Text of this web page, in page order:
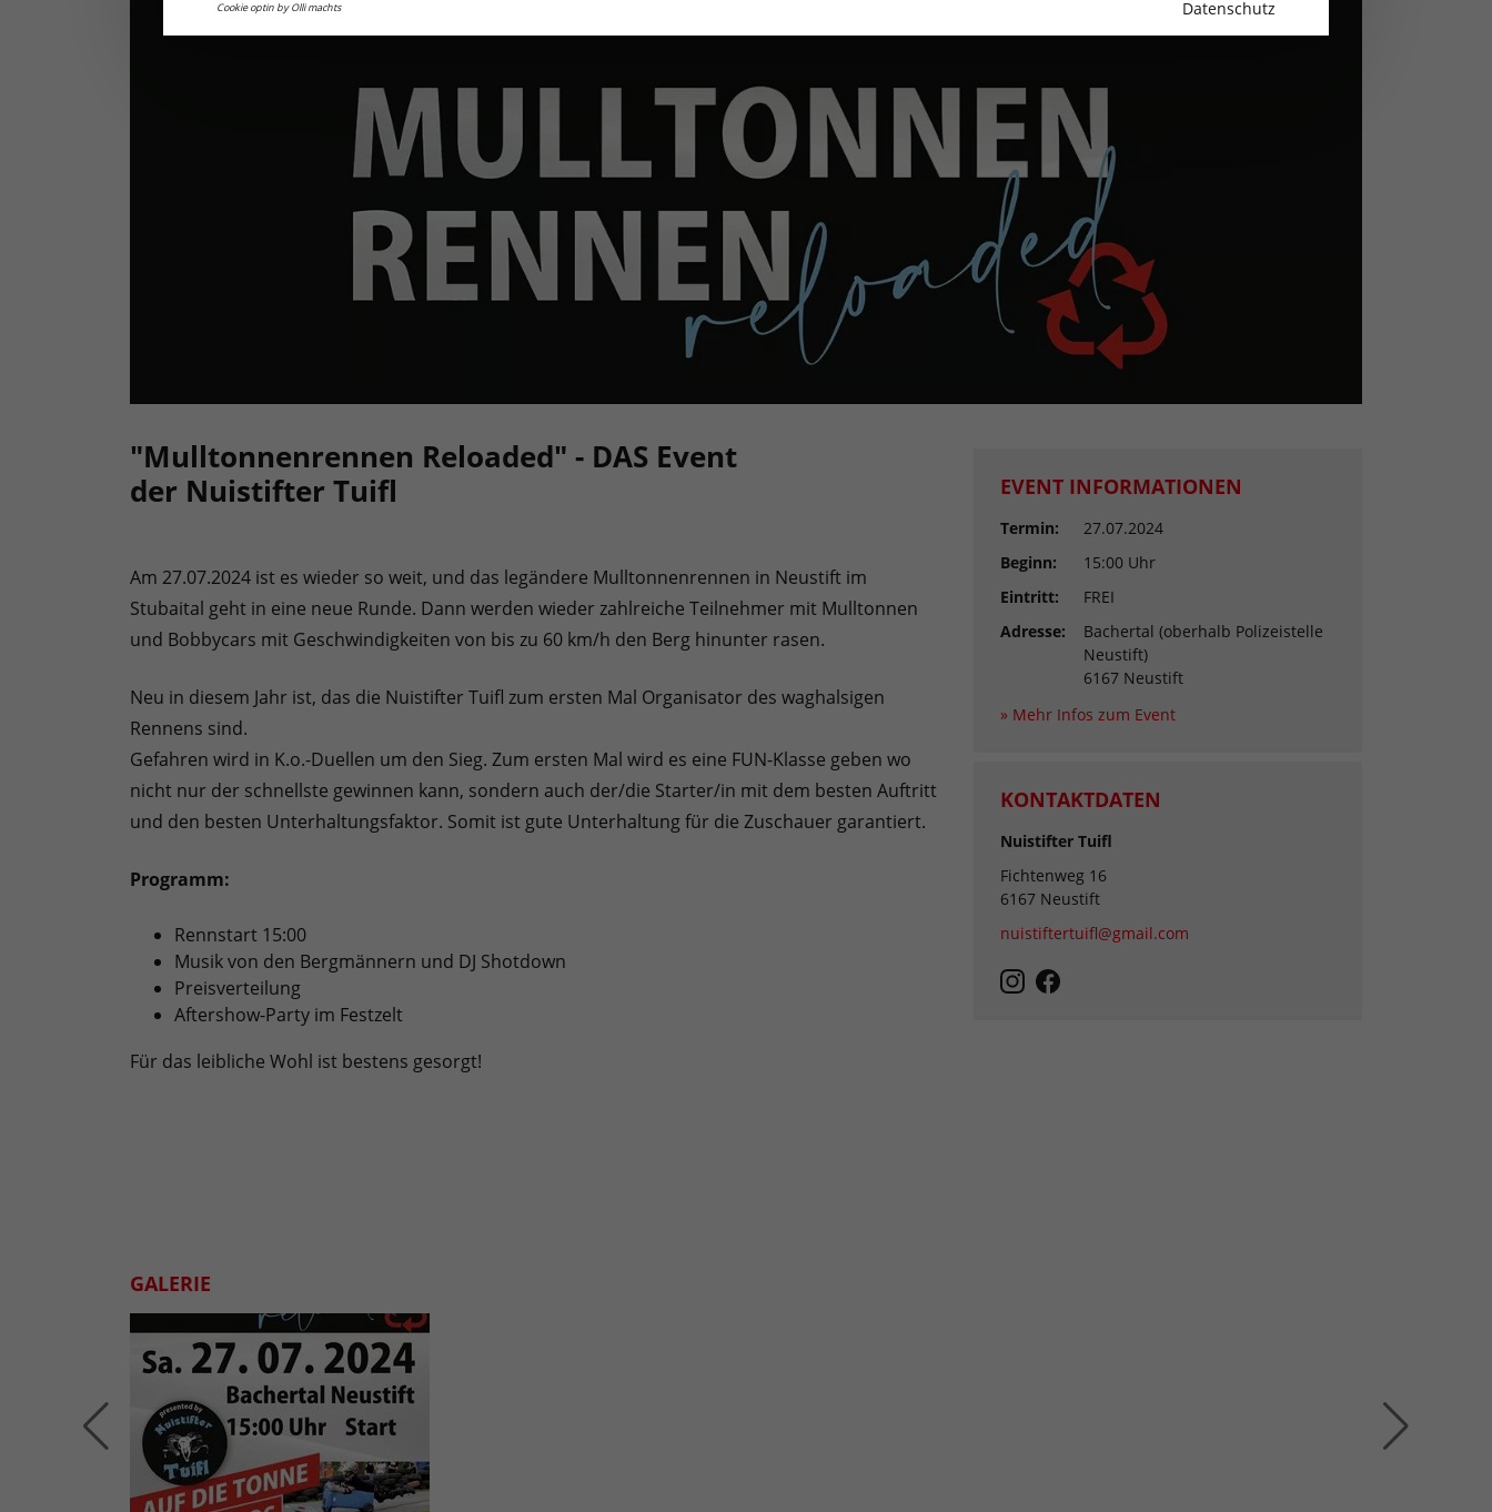
"Mulltonnenrennen Reloaded" - DAS Event
der Nuistifter Tuifl
Am 27.07.2024 ist es wieder so weit, und das legändere Mulltonnenrennen in Neustift im
Stubaital geht in eine neue Runde. Dann werden wieder zahlreiche Teilnehmer mit Mulltonnen
und Bobbycars mit Geschwindigkeiten von bis zu 60 km/h den Berg hinunter rasen.
Neu in diesem Jahr ist, das die Nuistifter Tuifl zum ersten Mal Organisator des waghalsigen
Rennens sind.
Gefahren wird in K.o.-Duellen um den Sieg. Zum ersten Mal wird es eine FUN-Klasse geben wo
nicht nur der schnellste gewinnen kann, sondern auch der/die Starter/in mit dem besten Auftritt
und den besten Unterhaltungsfaktor. Somit ist gute Unterhaltung für die Zuschauer garantiert.
Programm:
Rennstart 15:00
Musik von den Bergmännern und DJ Shotdown
Preisverteilung
Aftershow-Party im Festzelt
Für das leibliche Wohl ist bestens gesorgt!
EVENT INFORMATIONEN
Termin:
27.07.2024
Beginn:
15:00 Uhr
Eintritt:
FREI
Adresse:
Bachertal (oberhalb Polizeistelle
Neustift)
6167 Neustift
» Mehr Infos zum Event
KONTAKTDATEN
Nuistifter Tuifl
Fichtenweg 16
6167 Neustift
nuistiftertuifl@gmail.com
GALERIE
Cookie optin by Olli machts Datenschutz